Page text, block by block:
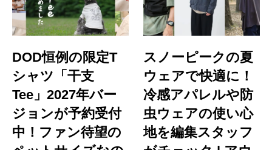
DOD恒例の限定T
シャツ「干支
Tee」2027年バー
ジョンが予約受付
中！ファン待望の
スノーピークの夏
ウェアで快適に！
冷感アパレルや防
虫ウェアの使い心
地を編集スタッフ